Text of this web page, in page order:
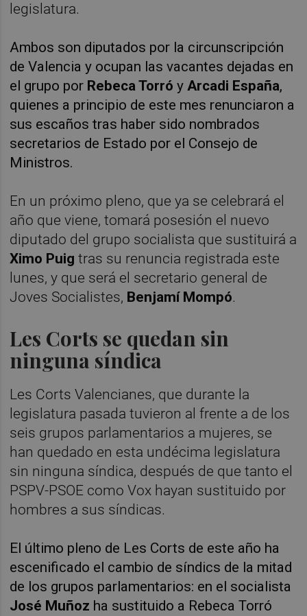
legislatura.
Ambos son diputados por la circunscripción
de Valencia y ocupan las vacantes dejadas en
el grupo por Rebeca Torró yArcadi España,
quienes a principio de este mes renunciaron a
sus escaños tras haber sido nombrados
secretarios de Estado por el Consejo de
Ministros.
En un próximo pleno, que ya se celebrará el
año que viene, tomará posesión el nuevo
diputado del grupo socialista que sustituirá a
Ximo Puig tras su renuncia registrada este
lunes, y que será el secretario general de
Joves Socialistes, Benjamí Mompó.
Les Corts se quedan sin
ninguna síndica
Les Corts Valencianes, que durante la
legislatura pasada tuvieron al frente a de los
seis grupos parlamentarios a mujeres, se
han quedado en esta undécima legislatura
sin ninguna síndica, después de que tanto el
PSPV-PSOE como Vox hayan sustituido por
hombres a sus síndicas.
El último pleno de Les Corts de este año ha
escenificado el cambio de síndics de la mitad
de los grupos parlamentarios: en el socialista
José Muñoz ha sustituido a Rebeca Torró